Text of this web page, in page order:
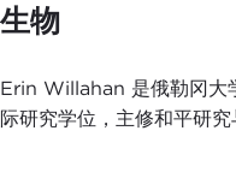
生物
Erin Willahan 是俄勒冈大
际研究学位，主修和平研究